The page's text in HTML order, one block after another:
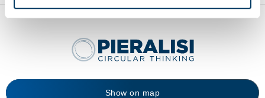
Show on map